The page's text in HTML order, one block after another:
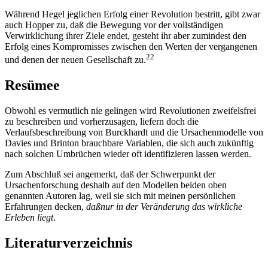
Während Hegel jeglichen Erfolg einer Revolution bestritt, gibt zwar
auch Hopper zu, daß die Bewegung vor der vollständigen
Verwirklichung ihrer Ziele endet, gesteht ihr aber zumindest den
Erfolg eines Kompromisses zwischen den Werten der vergangenen
und denen der neuen Gesellschaft zu.22
Resümee
Obwohl es vermutlich nie gelingen wird Revolutionen zweifelsfrei
zu beschreiben und vorherzusagen, liefern doch die
Verlaufsbeschreibung von Burckhardt und die Ursachenmodelle von
Davies und Brinton brauchbare Variablen, die sich auch zukünftig
nach solchen Umbrüchen wieder oft identifizieren lassen werden.
Zum Abschluß sei angemerkt, daß der Schwerpunkt der
Ursachenforschung deshalb auf den Modellen beiden oben
genannten Autoren lag, weil sie sich mit meinen persönlichen
Erfahrungen decken, daßnur in der Veränderung das wirkliche
Erleben liegt.
Literaturverzeichnis